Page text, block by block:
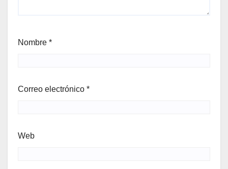
Nombre *
Correo electrónico *
Web